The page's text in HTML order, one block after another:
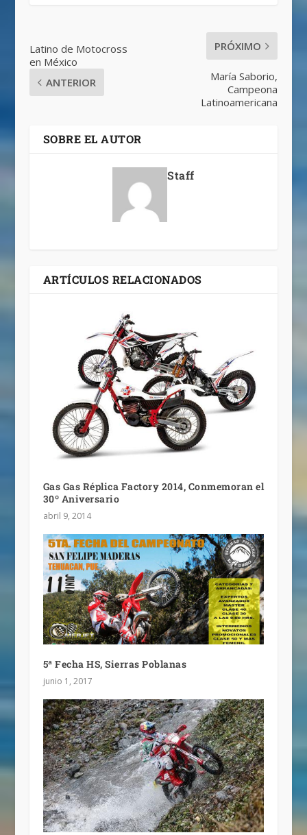
Latino de Motocross
en México
ANTERIOR
PRÓXIMO
María Saborio,
Campeona
Latinoamericana
SOBRE EL AUTOR
Staff
ARTÍCULOS RELACIONADOS
Gas Gas Réplica Factory 2014, Conmemoran el
30º Aniversario
abril 9, 2014
5ª Fecha HS, Sierras Poblanas
junio 1, 2017